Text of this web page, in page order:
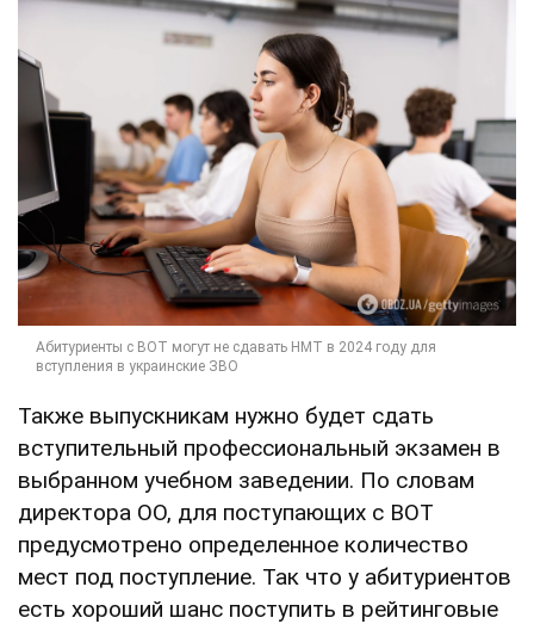
Также выпускникам нужно будет сдать
вступительный профессиональный экзамен в
выбранном учебном заведении. По словам
директора ОО, для поступающих с ВОТ
предусмотрено определенное количество
мест под поступление. Так что у абитуриентов
есть хороший шанс поступить в рейтинговые